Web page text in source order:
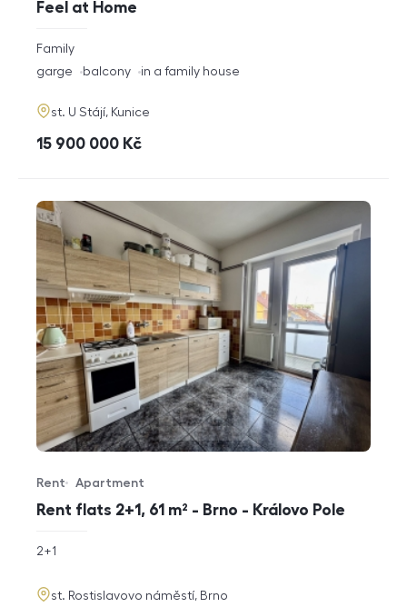
Feel at Home
rozměry
disposition
Family
funkce
garge balcony in a family house
adresa
st. U Stájí, Kunice
cena
15 900 000 Kč
Rent flats 2+1, 61 m² - Brno - Královo Pole
Offer type
Rent
Property type
Apartment
rozměry
disposition
2+1
adresa
st. Rostislavovo náměstí, Brno